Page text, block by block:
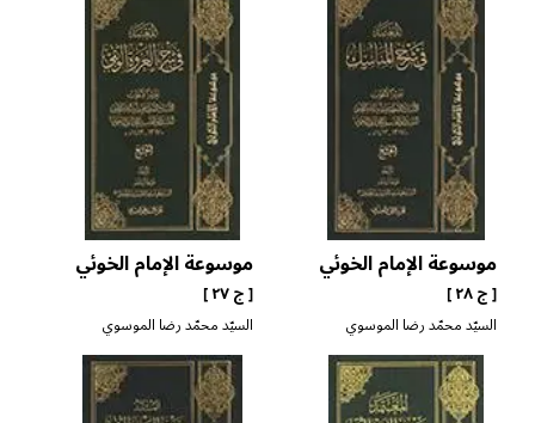
موسوعة الإمام الخوئي
[ ج ٢٨ ]
السيّد محمّد رضا الموسوي
موسوعة الإمام الخوئي
[ ج ٢٧ ]
السيّد محمّد رضا الموسوي